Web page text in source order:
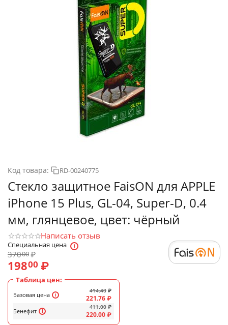
Код товара: RD-00240775
Стекло защитное FaisON для APPLE
iPhone 15 Plus, GL-04, Super-D, 0.4
мм, глянцевое, цвет: чёрный
Написать отзыв
Специальная цена
37000₽
19800 ₽
Таблица цен:
Базовая цена
Бенефит
414.40 ₽
221.76₽
411.00 ₽
220.00₽